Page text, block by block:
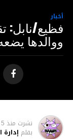
أخبار
فظيع/نابل:
ووالدها
نشرت منذ 5 سنوات
بقلم إدارة